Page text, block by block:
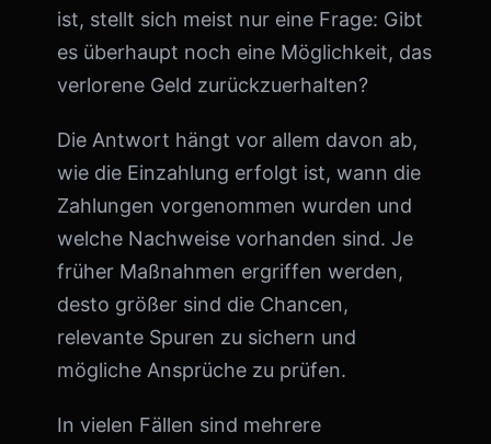
ist, stellt sich meist nur eine Frage: Gibt
es überhaupt noch eine Möglichkeit, das
verlorene Geld zurückzuerhalten?
Die Antwort hängt vor allem davon ab,
wie die Einzahlung erfolgt ist, wann die
Zahlungen vorgenommen wurden und
welche Nachweise vorhanden sind. Je
früher Maßnahmen ergriffen werden,
desto größer sind die Chancen,
relevante Spuren zu sichern und
mögliche Ansprüche zu prüfen.
In vielen Fällen sind mehrere